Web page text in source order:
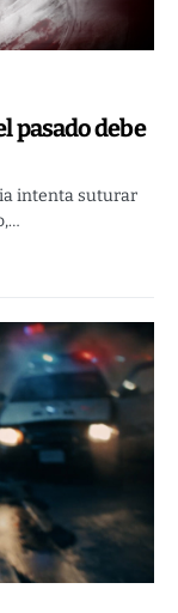
pasado debe
intenta suturar